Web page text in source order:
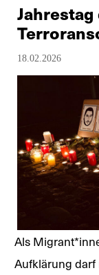
18.02.2026
Als
Aufklärung darf